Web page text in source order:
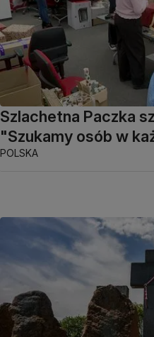
Szlachetna Paczka
"Szukamy osób w
POLSKA